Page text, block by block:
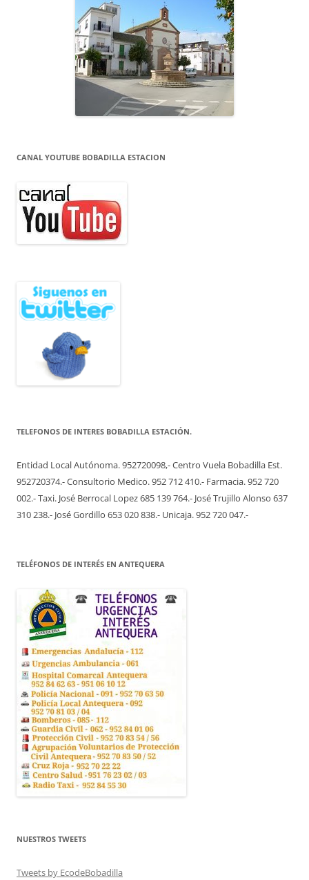
CANAL YOUTUBE BOBADILLA ESTACION
TELEFONOS DE INTERES BOBADILLA ESTACIÓN.
Entidad Local Autónoma. 952720098,- Centro Vuela Bobadilla Est.
952720374.- Consultorio Medico. 952 712 410.- Farmacia. 952 720
002.- Taxi. José Berrocal Lopez 685 139 764.- José Trujillo Alonso 637
310 238.- José Gordillo 653 020 838.- Unicaja. 952 720 047.-
TELÉFONOS DE INTERÉS EN ANTEQUERA
NUESTROS TWEETS
Tweets by EcodeBobadilla